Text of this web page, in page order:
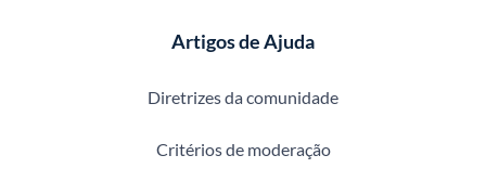
Artigos de Ajuda
Diretrizes da comunidade
Critérios de moderação